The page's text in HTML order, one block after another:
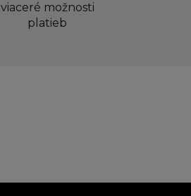
viaceré možnosti
platieb